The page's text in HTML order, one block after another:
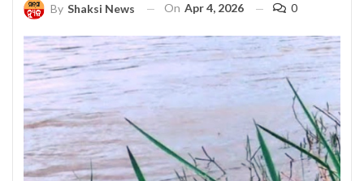
By Shaksi News On Apr 4, 2026 0